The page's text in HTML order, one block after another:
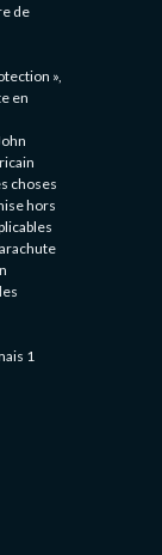
de
»,
en
choses
hors
1